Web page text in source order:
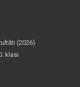
(2026)
klasi